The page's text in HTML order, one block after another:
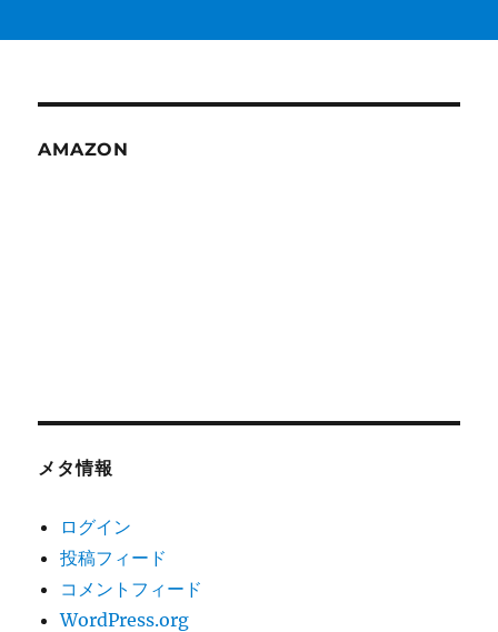
AMAZON
メタ情報
ログイン
投稿フィード
コメントフィード
WordPress.org